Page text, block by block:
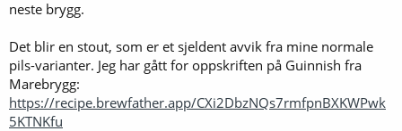
neste brygg.
Det blir en stout, som er et sjeldent avvik fra mine normale
pils-varianter. Jeg har gått for oppskriften på Guinnish fra
Marebrygg:
https://recipe.brewfather.app/CXi2DbzNQs7rmfpnBXKWPwk
5KTNKfu